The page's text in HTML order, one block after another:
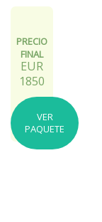
PRECIO
FINAL
EUR
1850
VER
PAQUETE